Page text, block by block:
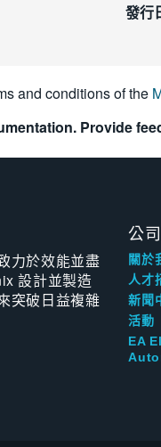
發行
and conditions of the
Provide
力於效能並盡
設計並製造
突破日益複雜
公司
關於
人才
新聞
活動
EA